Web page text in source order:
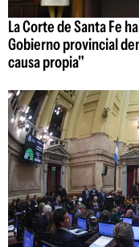
La Corte de Santa Fe
Gobierno provincial
causa propia"